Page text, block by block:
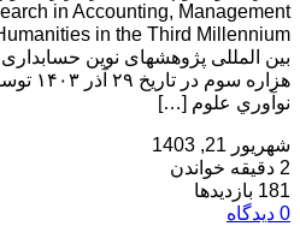
in Accounting, Management
بین المللی پژوهشهای نوین
هزاره
نوآوري علوم […]
شهریور 21, 1403
2 دقیقه خواندن
181 بازدیدها
0 دیدگاه